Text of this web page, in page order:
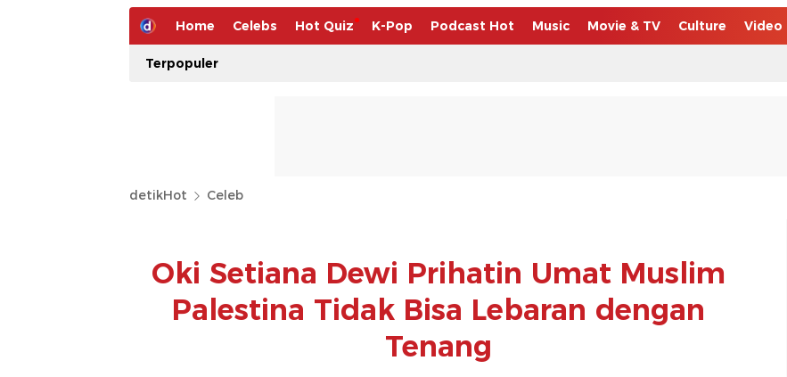
Home Celebs Hot Quiz K-Pop Podcast Hot Music Movie & TV Culture Video
Terpopuler
detikHot Celeb
Oki Setiana Dewi Prihatin Umat Muslim
Palestina Tidak Bisa Lebaran dengan
Tenang